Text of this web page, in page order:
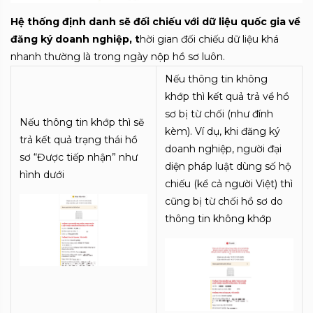
Hệ thống định danh sẽ đối chiếu với dữ liệu quốc gia về
đăng ký doanh nghiệp, thời gian đối chiếu dữ liệu khá
nhanh thường là trong ngày nộp hồ sơ luôn.
Nếu thông tin khớp thì sẽ
trả kết quả trạng thái hồ
sơ “Được tiếp nhận” như
hình dưới
Nếu thông tin không
khớp thì kết quả trả về hồ
sơ bị từ chối (như đính
kèm). Ví dụ, khi đăng ký
doanh nghiệp, người đại
diện pháp luật dùng số hộ
chiếu (kể cả người Việt) thì
cũng bị từ chối hồ sơ do
thông tin không khớp